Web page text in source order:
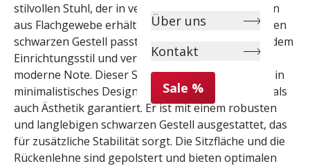
Über uns
Kontakt
Sale %
stilvollen Stuhl, der in verschiedenen Farbvarianten
aus Flachgewebe erhältlich ist. Mit seinem eleganten
schwarzen Gestell passt dieser Stuhl perfekt zu jedem
Einrichtungsstil und verleiht Ihrem Raum eine
moderne Note. Dieser Stuhl zeichnet sich durch sein
minimalistisches Design aus, das sowohl Komfort als
auch Ästhetik garantiert. Er ist mit einem robusten
und langlebigen schwarzen Gestell ausgestattet, das
für zusätzliche Stabilität sorgt. Die Sitzfläche und die
Rückenlehne sind gepolstert und bieten optimalen